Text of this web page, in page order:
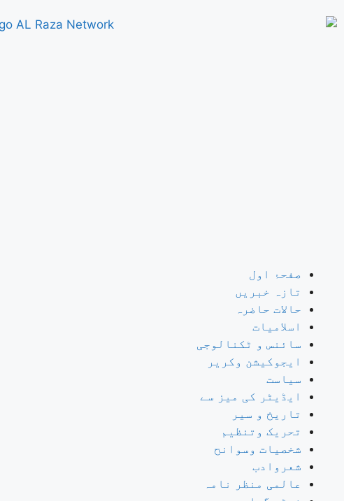
صفحۂ اول
تازہ خبریں
حالات حاضرہ
اسلامیات
سائنس و ٹکنالوجی
ایجوکیشن وکریر
سیاست
ایڈیٹر کی میز سے
تاریخ و سیر
تحریک وتنظیم
شخصیات وسوانح
شعروادب
عالمی منظر نامہ